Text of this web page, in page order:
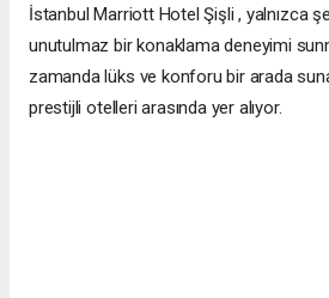
İstanbul Marriott Hotel Şişli , yalnızca
unutulmaz bir konaklama deneyimi
zamanda lüks ve konforu bir arada
prestijli otelleri arasında yer alıyor.